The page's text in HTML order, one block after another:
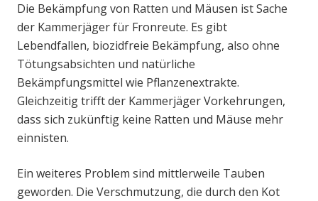
Die Bekämpfung von Ratten und Mäusen ist Sache
der Kammerjäger für Fronreute. Es gibt
Lebendfallen, biozidfreie Bekämpfung, also ohne
Tötungsabsichten und natürliche
Bekämpfungsmittel wie Pflanzenextrakte.
Gleichzeitig trifft der Kammerjäger Vorkehrungen,
dass sich zukünftig keine Ratten und Mäuse mehr
einnisten.
Ein weiteres Problem sind mittlerweile Tauben
geworden. Die Verschmutzung, die durch den Kot